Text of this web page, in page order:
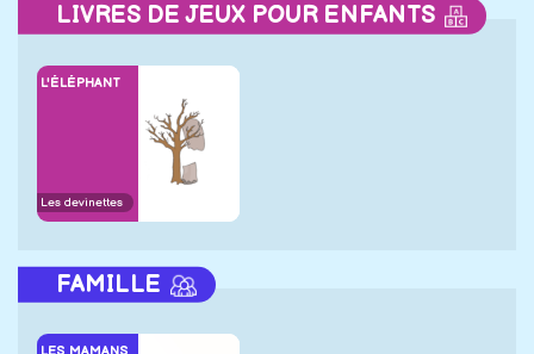
LIVRES DE JEUX POUR ENFANTS
L'ÉLÉPHANT
Les devinettes
FAMILLE